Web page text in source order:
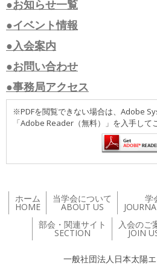
●お知らせ一覧
●イベント情報
●入会案内
●お問い合わせ
●事務局アクセス
※PDFを閲覧できない場合は、Adobe
「Adobe Reader（無料）」を入手して
ホーム
HOME
当学会について
ABOUT US
学
部会・関連サイト
SECTION
入会のご
JOIN
一般社団法人日本太陽